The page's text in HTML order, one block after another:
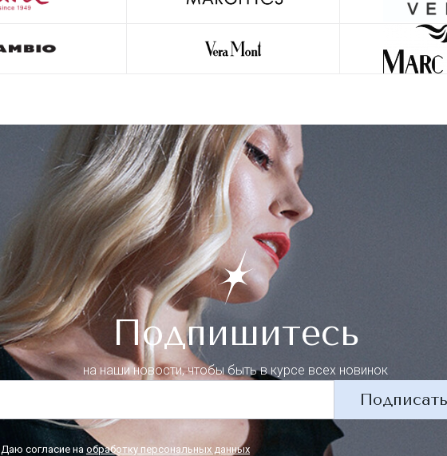
Подпишитесь
на наши новости, чтобы быть в курсе всех новинок
Даю согласие на обработку персональных данных